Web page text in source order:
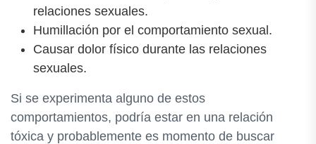
relaciones sexuales.
Humillación por el comportamiento sexual.
Causar dolor físico durante las relaciones
sexuales.
Si se experimenta alguno de estos
comportamientos, podría estar en una relación
tóxica y probablemente es momento de buscar